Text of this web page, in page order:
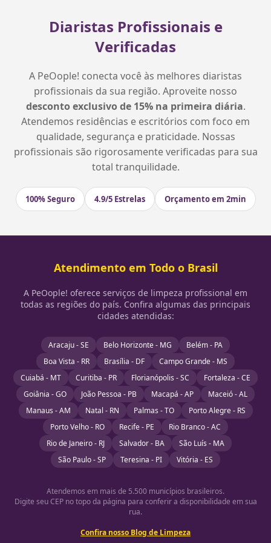
Diaristas Profissionais e
Verificadas
A PeOople! conecta você às melhores diaristas
profissionais da sua região. Aproveite nosso
desconto exclusivo de 15% na primeira diária.
Atendemos residências e escritórios com foco em
qualidade, segurança e praticidade. Nossas
profissionais são rigorosamente verificadas para sua
total tranquilidade.
100% Seguro 4.9/5 Estrelas Orçamento em 2min
Atendimento em Todo o Brasil
A PeOople! oferece serviços de limpeza profissional em
todas as regiões do país. Confira algumas das principais
cidades atendidas:
Aracaju - SE Belo Horizonte - MG
Belém - PA
Boa Vista - RR
Brasília - DF
Campo Grande - MS
Cuiabá - MT
Curitiba - PR Florianópolis - SC
Fortaleza - CE
Goiânia - GO
João Pessoa - PB Macapá - AP
Maceió - AL
Manaus - AM
Natal - RN Palmas - TO
Porto Alegre - RS
Porto Velho - RO
Recife - PE
Rio Branco - AC
Rio de Janeiro - RJ
Salvador - BA
São Luís - MA
São Paulo - SP
Teresina - PI Vitória - ES
Atendemos em mais de 5.500 municípios brasileiros.
Digite seu CEP no topo da página para conferir a disponibilidade em sua
rua.
Confira nosso Blog de Limpeza